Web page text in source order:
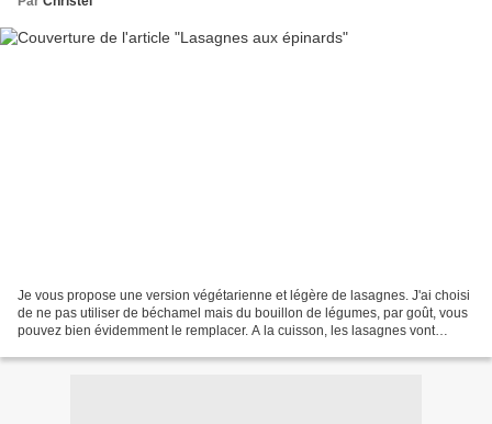
Je vous propose une version végétarienne et légère de lasagnes. J'ai choisi
de ne pas utiliser de béchamel mais du bouillon de légumes, par goût, vous
pouvez bien évidemment le remplacer. A la cuisson, les lasagnes vont